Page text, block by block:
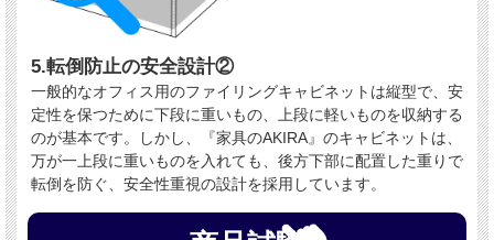
5.転倒防止の安全設計②
一般的なオフィス用のファイリングキャビネットは縦型で、安
定性を保つために下段に重いもの、上段に軽いものを収納する
のが基本です。しかし、『家具のAKIRA』のキャビネットは、
万が一上段に重いものを入れても、後方下部に配置した重りで
転倒を防ぐ、安全性重視の設計を採用しています。